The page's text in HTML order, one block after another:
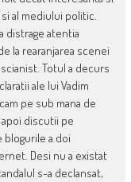
al mediului politic.
distrage atentia
la rearanjarea scenei
Totul a decurs
ale lui Vadim
pe sub mana de
discutii pe
a doi
Desi nu a existat
s-a declansat,